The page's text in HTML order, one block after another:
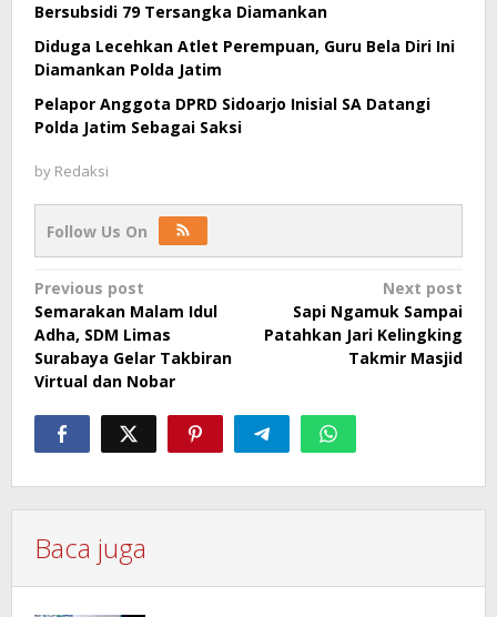
Bersubsidi 79 Tersangka Diamankan
Diduga Lecehkan Atlet Perempuan, Guru Bela Diri Ini
Diamankan Polda Jatim
Pelapor Anggota DPRD Sidoarjo Inisial SA Datangi
Polda Jatim Sebagai Saksi
by Redaksi
Follow Us On
Post
navigation
Previous post
Semarakan Malam Idul
Adha, SDM Limas
Surabaya Gelar Takbiran
Virtual dan Nobar
Next post
Sapi Ngamuk Sampai
Patahkan Jari Kelingking
Takmir Masjid
Baca juga